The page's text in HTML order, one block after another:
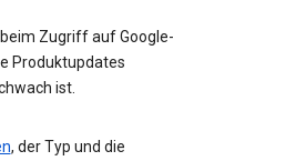
beim Zugriff auf Google-
Produktupdates
ist.
, der Typ und die